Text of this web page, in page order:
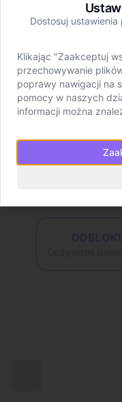
Rozdziały
Czym jest
ChatGPT?
Dostosuj
Klikając "Zaakceptuj
przechowywanie
poprawy nawigacji na
pomocy w naszych
informacji można